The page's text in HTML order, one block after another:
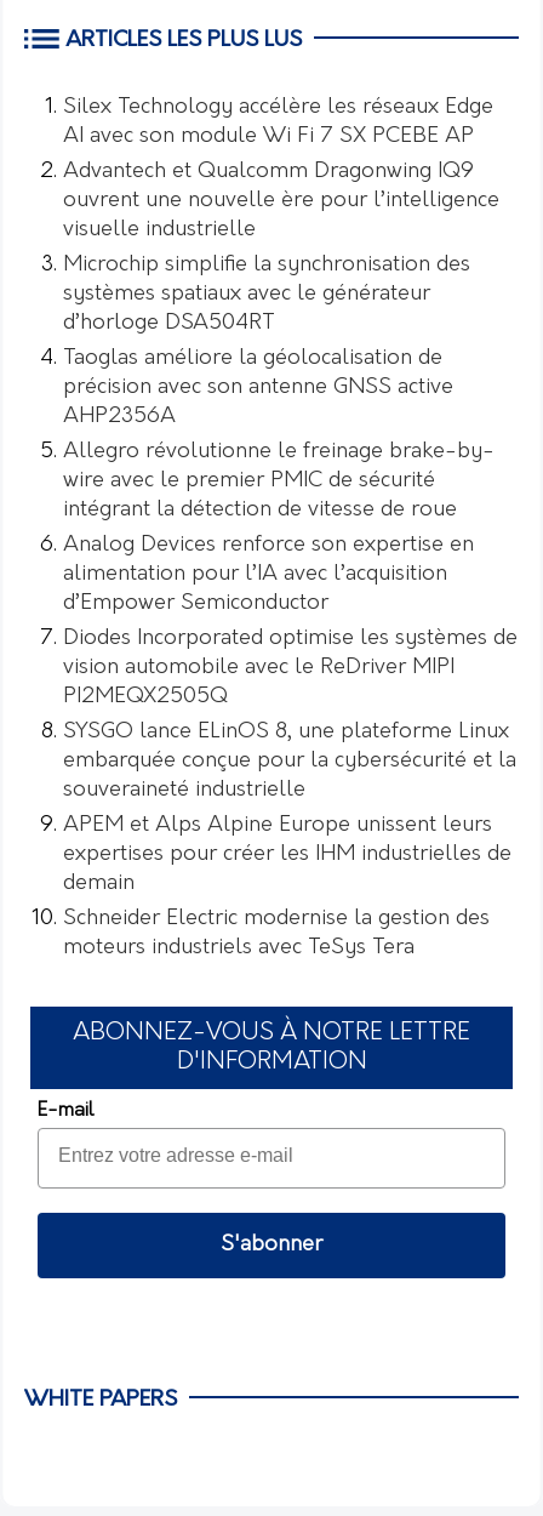
ARTICLES LES PLUS LUS
Silex Technology accélère les réseaux Edge
AI avec son module Wi Fi 7 SX PCEBE AP
Advantech et Qualcomm Dragonwing IQ9
ouvrent une nouvelle ère pour l’intelligence
visuelle industrielle
Microchip simplifie la synchronisation des
systèmes spatiaux avec le générateur
d’horloge DSA504RT
Taoglas améliore la géolocalisation de
précision avec son antenne GNSS active
AHP2356A
Allegro révolutionne le freinage brake-by-
wire avec le premier PMIC de sécurité
intégrant la détection de vitesse de roue
Analog Devices renforce son expertise en
alimentation pour l’IA avec l’acquisition
d’Empower Semiconductor
Diodes Incorporated optimise les systèmes de
vision automobile avec le ReDriver MIPI
PI2MEQX2505Q
SYSGO lance ELinOS 8, une plateforme Linux
embarquée conçue pour la cybersécurité et la
souveraineté industrielle
APEM et Alps Alpine Europe unissent leurs
expertises pour créer les IHM industrielles de
demain
Schneider Electric modernise la gestion des
moteurs industriels avec TeSys Tera
ABONNEZ-VOUS À NOTRE LETTRE
D'INFORMATION
E-mail
S'abonner
WHITE PAPERS